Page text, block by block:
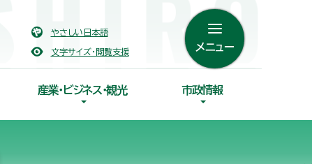
やさしい日本語
文字サイズ・閲覧支援 メニュー
産業・ビジネス・観光 市政情報